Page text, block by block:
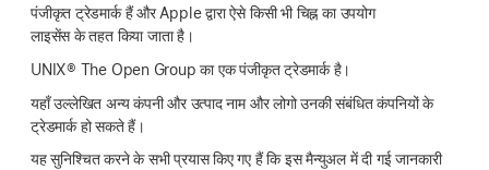
पंजीकृत ट्रेडमार्कहैं और Appleद्वारा ऐसे किसी भी चिह्न का उपयोग
लाइसेंस के तहतकिया जाता है।
UNIX® The Open Group का एक पंजीकृत ट्रेडमार्क है।
यहाँ उल्लेखित अन्य कंपनी और उत्पाद नाम और लोगो उनकी संबंधित कंपनियों के
ट्रेडमार्क हो सकते हैं।
यह सुनिश्चित करने के सभी प्रयास किए गए हैं कि इस मैन्युअल में दी गई जानकारी